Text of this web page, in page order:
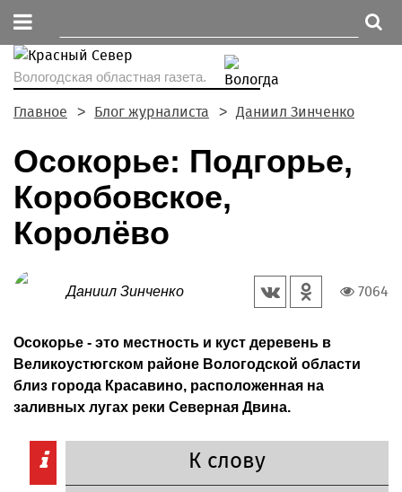
Вологодская областная газета.
Главное Блог журналиста Даниил Зинченко
Осокорье: Подгорье,
Коробовское,
Королёво
Даниил Зинченко 7064
Осокорье - это местность и куст деревень в
Великоустюгском районе Вологодской области
близ города Красавино, расположенная на
заливных лугах реки Северная Двина.
К слову